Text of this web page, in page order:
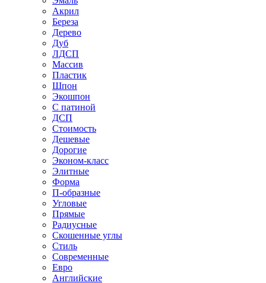
Акрил
Береза
Дерево
Дуб
ЛДСП
Массив
Пластик
Шпон
Экошпон
С патиной
ДСП
Стоимость
Дешевые
Дорогие
Эконом-класс
Элитные
Форма
П-образные
Угловые
Прямые
Радиусные
Скошенные углы
Стиль
Современные
Евро
Английские